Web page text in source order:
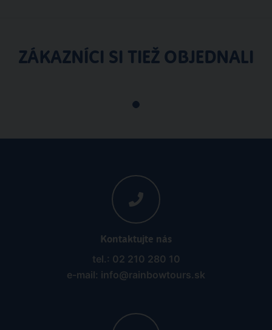
ZÁKAZNÍCI SI TIEŽ OBJEDNALI
Kontaktujte nás
tel.: 02 210 280 10
e-mail: info@rainbowtours.sk